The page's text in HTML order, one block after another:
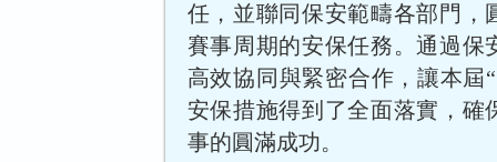
任，並聯同保安範疇各部門，
賽事周期的安保任務。通過保
高效協同與緊密合作，讓本屆
安保措施得到了全面落實，確
事的圓滿成功。